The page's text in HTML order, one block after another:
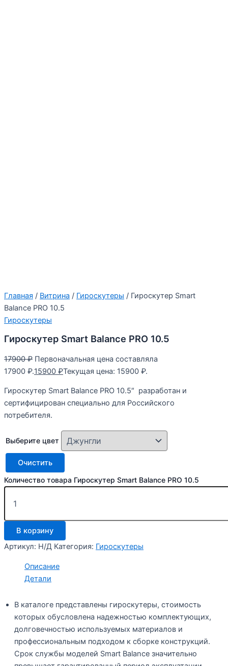
Главная / Витрина / Гироскутеры / Гироскутер Smart
Balance PRO 10.5
Гироскутеры
Гироскутер Smart Balance PRO 10.5
17900₽ Первоначальная цена составляла
17900 ₽.15900 ₽Текущая цена: 15900 ₽.
Гироскутер Smart Balance PRO 10.5″ разработан и
сертифицирован специально для Российского
потребителя.
Выберите цвет
Очистить
Количество товара Гироскутер Smart Balance PRO 10.5
В корзину
Артикул: Н/Д Категория: Гироскутеры
Описание
Детали
В каталоге представлены гироскутеры, стоимость
которых обусловлена надежностью комплектующих,
долговечностью используемых материалов и
профессиональным подходом к сборке конструкций.
Срок службы моделей Smart Balance значительно